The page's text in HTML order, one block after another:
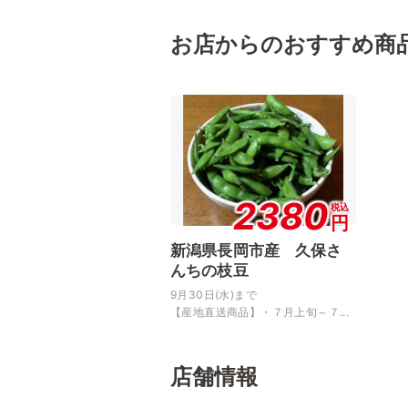
お店からのおすすめ商
2380税込
円
新潟県長岡市産 久保さ
んちの枝豆
9月30日(水)まで
【産地直送商品】・７月上旬～７...
店舗情報